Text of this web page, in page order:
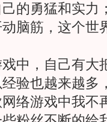
的勇猛和实力
脑筋，这个世
中，自己有大
验也越来越多
络游戏中我不